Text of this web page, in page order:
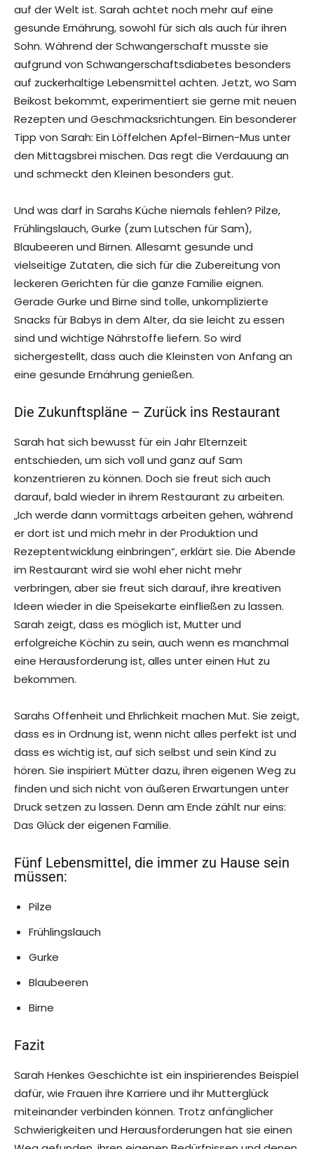
auf der Welt ist. Sarah achtet noch mehr auf eine
gesunde Ernährung, sowohl für sich als auch für ihren
Sohn. Während der Schwangerschaft musste sie
aufgrund von Schwangerschaftsdiabetes besonders
auf zuckerhaltige Lebensmittel achten. Jetzt, wo Sam
Beikost bekommt, experimentiert sie gerne mit neuen
Rezepten und Geschmacksrichtungen. Ein besonderer
Tipp von Sarah: Ein Löffelchen Apfel-Birnen-Mus unter
den Mittagsbrei mischen. Das regt die Verdauung an
und schmeckt den Kleinen besonders gut.
Und was darf in Sarahs Küche niemals fehlen? Pilze,
Frühlingslauch, Gurke (zum Lutschen für Sam),
Blaubeeren und Birnen. Allesamt gesunde und
vielseitige Zutaten, die sich für die Zubereitung von
leckeren Gerichten für die ganze Familie eignen.
Gerade Gurke und Birne sind tolle, unkomplizierte
Snacks für Babys in dem Alter, da sie leicht zu essen
sind und wichtige Nährstoffe liefern. So wird
sichergestellt, dass auch die Kleinsten von Anfang an
eine gesunde Ernährung genießen.
Die Zukunftspläne – Zurück ins Restaurant
Sarah hat sich bewusst für ein Jahr Elternzeit
entschieden, um sich voll und ganz auf Sam
konzentrieren zu können. Doch sie freut sich auch
darauf, bald wieder in ihrem Restaurant zu arbeiten.
„Ich werde dann vormittags arbeiten gehen, während
er dort ist und mich mehr in der Produktion und
Rezeptentwicklung einbringen“, erklärt sie. Die Abende
im Restaurant wird sie wohl eher nicht mehr
verbringen, aber sie freut sich darauf, ihre kreativen
Ideen wieder in die Speisekarte einfließen zu lassen.
Sarah zeigt, dass es möglich ist, Mutter und
erfolgreiche Köchin zu sein, auch wenn es manchmal
eine Herausforderung ist, alles unter einen Hut zu
bekommen.
Sarahs Offenheit und Ehrlichkeit machen Mut. Sie zeigt,
dass es in Ordnung ist, wenn nicht alles perfekt ist und
dass es wichtig ist, auf sich selbst und sein Kind zu
hören. Sie inspiriert Mütter dazu, ihren eigenen Weg zu
finden und sich nicht von äußeren Erwartungen unter
Druck setzen zu lassen. Denn am Ende zählt nur eins:
Das Glück der eigenen Familie.
Fünf Lebensmittel, die immer zu Hause sein
müssen:
Pilze
Frühlingslauch
Gurke
Blaubeeren
Birne
Fazit
Sarah Henkes Geschichte ist ein inspirierendes Beispiel
dafür, wie Frauen ihre Karriere und ihr Mutterglück
miteinander verbinden können. Trotz anfänglicher
Schwierigkeiten und Herausforderungen hat sie einen